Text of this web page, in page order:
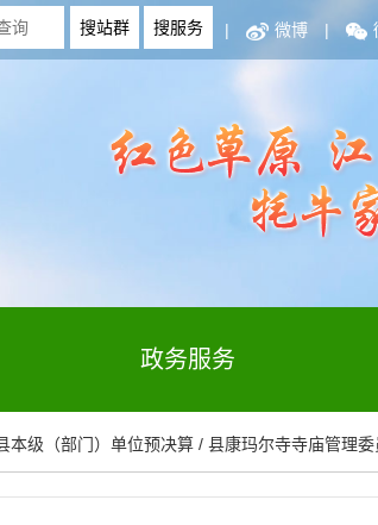
| 微博 |
政务服务
本级（部门）单位预决算 / 县康玛尔寺寺庙管理委